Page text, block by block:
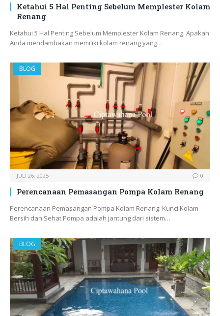
Ketahui 5 Hal Penting Sebelum Memplester Kolam
Renang
Ketahui 5 Hal Penting Sebelum Memplester Kolam Renang. Apakah
Anda mendambakan memiliki kolam renang yang…
BLOG
JULI 26, 2025 0
Perencanaan Pemasangan Pompa Kolam Renang
Perencanaan Pemasangan Pompa Kolam Renang: Kunci Kolam
Bersih dan Sehat Pompa adalah jantung dari sistem…
BLOG